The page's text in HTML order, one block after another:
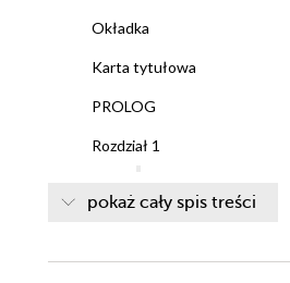
Okładka
Karta tytułowa
PROLOG
Rozdział 1
Rozdział 2
pokaż cały spis treści